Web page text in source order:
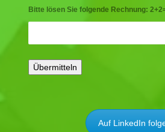
Bitte lösen Sie folgende Rechnung:
Auf LinkedIn